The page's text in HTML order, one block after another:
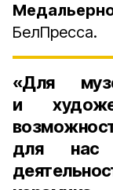
БелПресса.
«Для
и
для нас